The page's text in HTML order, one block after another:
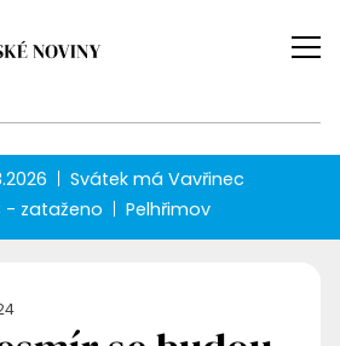
Svátek má Vavřinec
- zataženo
Pelhřimov